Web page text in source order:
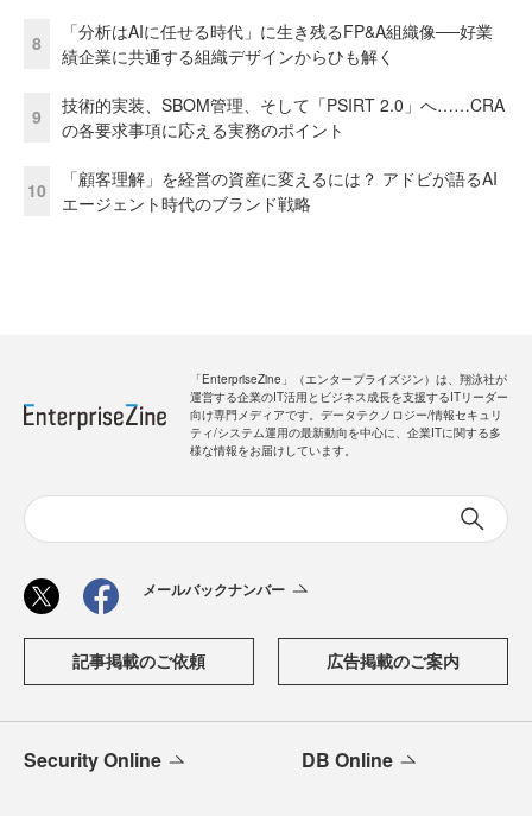
8
「分析はAIに任せる時代」に生き残るFP&A組織像──好業
績企業に共通する組織デザインからひも解く
9
技術的実装、SBOM管理、そして「PSIRT 2.0」へ……CRA
の各要求事項に応える実務のポイント
10
「顧客理解」を経営の資産に変えるには？ アドビが語るAI
エージェント時代のブランド戦略
「EnterpriseZine」（エンタープライズジン）は、翔泳社が
運営する企業のIT活用とビジネス成長を支援するITリーダー
向け専門メディアです。データテクノロジー/情報セキュリ
ティ/システム運用の最新動向を中心に、企業ITに関する多
様な情報をお届けしています。
メールバックナンバー
記事掲載のご依頼 広告掲載のご案内
Security Online DB Online